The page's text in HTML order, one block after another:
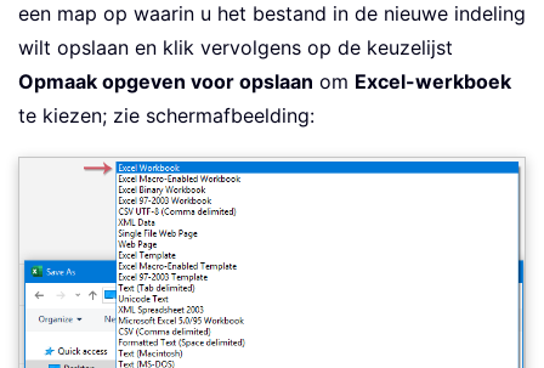
een map op waarin u het bestand in de nieuwe indeling
wilt opslaan en klik vervolgens op de keuzelijst
Opmaak opgeven voor opslaan om Excel-werkboek
te kiezen; zie schermafbeelding: